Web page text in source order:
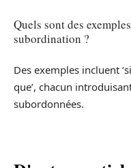
Quels sont des
subordination ?
Des exemples incluent
que’, chacun
subordonnées.